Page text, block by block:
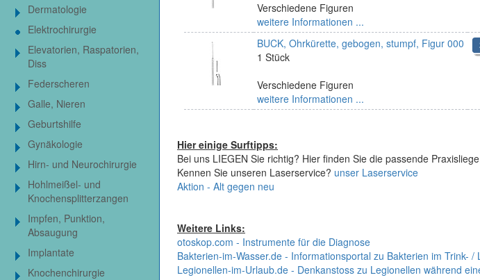
Verschiedene Figuren
weitere Informationen ...
BUCK, Ohrkürette, gebogen, stumpf, Figur 000
1 Stück
Verschiedene Figuren
weitere Informationen ...
Hier einige Surftipps:
Bei uns LIEGEN Sie richtig? Hier finden Sie die passende
Kennen Sie unseren Laserservice? unser Laserservice
Aktion - Alt gegen neu
Weitere Links:
otoskop.com - Instrumente für die Diagnose
Bakterien-im-Wasser.de - Informationsportal zu Bakterien im Trink- /
Legionellen-im-Urlaub.de - Denkanstoss zu Legionellen während
Dermatologie
Elektrochirurgie
Elevatorien, Raspatorien,
Diss
Federscheren
Galle, Nieren
Geburtshilfe
Gynäkologie
Hirn- und Neurochirurgie
Hohlmeißel- und
Knochensplitterzangen
Impfen, Punktion,
Absaugung
Implantate
Knochenchirurgie